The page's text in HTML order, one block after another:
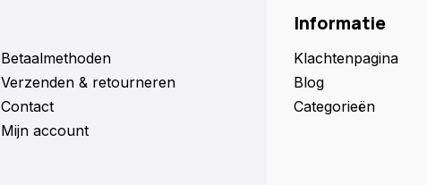
Betaalmethoden
Verzenden & retourneren
Contact
Mijn account
Informatie
Klachtenpagina
Blog
Categorieën